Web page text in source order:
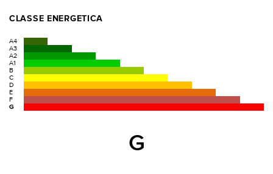
CLASSE ENERGETICA
A4
A3
A2
A1
B
C
D
E
F
G
G